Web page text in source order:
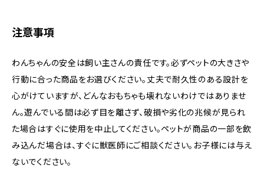
注意事項
わんちゃんの安全は飼い主さんの責任です。必ずペットの大きさや
行動に合った商品をお選びください。丈夫で耐久性のある設計を
心がけていますが、どんなおもちゃも壊れないわけではありませ
ん。遊んでいる間は必ず目を離さず、破損や劣化の兆候が見られ
た場合はすぐに使用を中止してください。ペットが商品の一部を飲
み込んだ場合は、すぐに獣医師にご相談ください。お子様には与え
ないでください。